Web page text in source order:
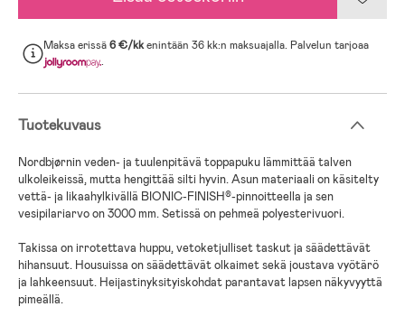
Maksa erissä6 €/kkenintään 36 kk:n maksuajalla. Palvelun tarjoaa
.
Tuotekuvaus
Nordbjørnin veden- ja tuulenpitävä toppapuku lämmittää talven
ulkoleikeissä, mutta hengittää silti hyvin. Asun materiaali on käsitelty
vettä- ja likaahylkivällä BIONIC-FINISH®-pinnoitteella ja sen
vesipilariarvo on 3000 mm. Setissä on pehmeä polyesterivuori.
Takissa on irrotettava huppu, vetoketjulliset taskut ja säädettävät
hihansuut. Housuissa on säädettävät olkaimet sekä joustava vyötärö
ja lahkeensuut. Heijastinyksityiskohdat parantavat lapsen näkyvyyttä
pimeällä.